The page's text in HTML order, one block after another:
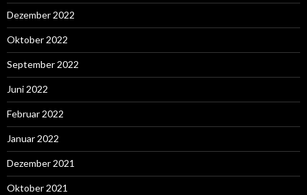
Dezember 2022
Oktober 2022
September 2022
Juni 2022
Februar 2022
Januar 2022
Dezember 2021
Oktober 2021